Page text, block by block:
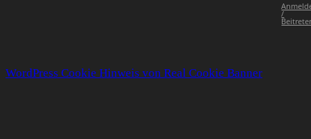
/
WordPress Cookie Hinweis von Real Cookie Banner